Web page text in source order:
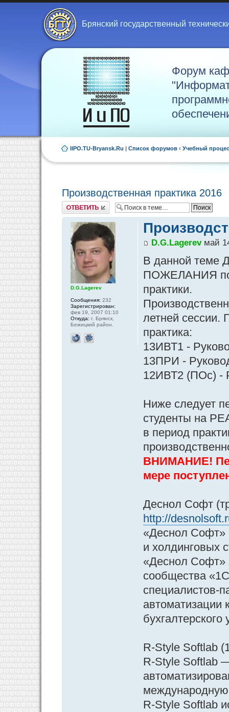
Брянский государственный
Форум
IIPO.TU-Bryansk.Ru | Список форумов ‹ Учебный
Производственная практика 2016
Ответить
D.G.Lagerevмай
В данной теме
ПОЖЕЛАНИЯ по
практики.
летней сессии.
практика:
13ИВТ1 -
13ПРИ -
12ИВТ2 (ПОс) -
Ниже следует
студенты на
в период
ВНИМАНИЕ!
мере
Деснол Софт
http://
«Деснол Софт»
и холдинговых
«Деснол Софт»
сообщества
специалистов-
автоматизации
R-Style Softlab
R-Style Softlab
R-Style Softlab
D.G.Lagerev
Сообщения: 232
Зарегистрирован:
фев 19, 2007 01:10
Откуда: г. Брянск,
Бежицкий район.